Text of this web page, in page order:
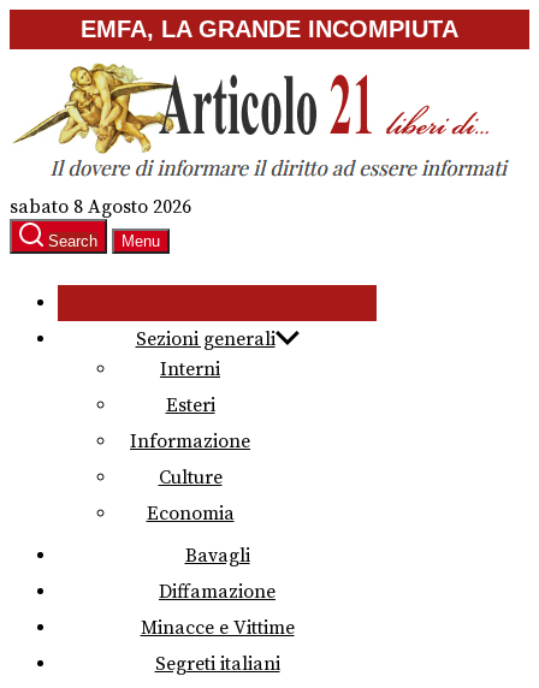
to
content
EMFA, LA GRANDE INCOMPIUTA
sabato 8 Agosto 2026
Search Menu
Sezioni generali
Interni
Esteri
Informazione
Culture
Economia
Bavagli
Diffamazione
Minacce e Vittime
Segreti italiani